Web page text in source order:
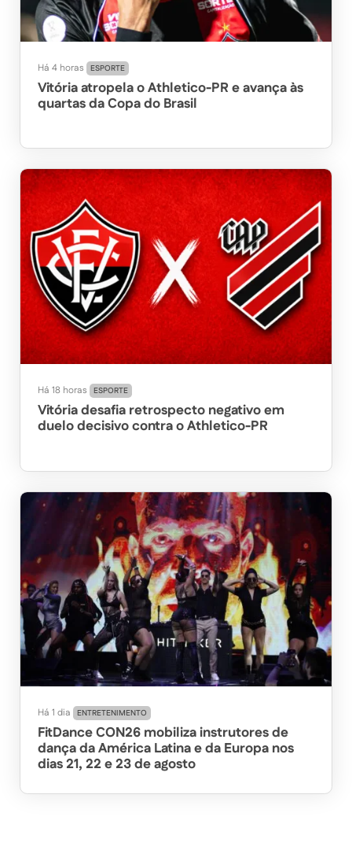
Há 4 horas ESPORTE
Vitória atropela o Athletico-PR e avança às
quartas da Copa do Brasil
Há 18 horas ESPORTE
Vitória desafia retrospecto negativo em
duelo decisivo contra o Athletico-PR
Há 1 dia ENTRETENIMENTO
FitDance CON26 mobiliza instrutores de
dança da América Latina e da Europa nos
dias 21, 22 e 23 de agosto